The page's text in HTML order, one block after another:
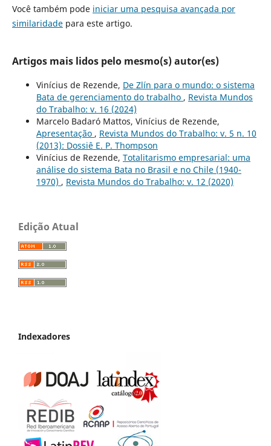
Você também pode iniciar uma pesquisa avançada por
similaridadepara este artigo.
Artigos mais lidos pelo mesmo(s) autor(es)
Vinícius de Rezende, De Zlín para o mundo: o sistema
Bata de gerenciamento do trabalho , Revista Mundos
do Trabalho: v. 16 (2024)
Marcelo Badaró Mattos, Vinícius de Rezende,
Apresentação , Revista Mundos do Trabalho: v. 5 n. 10
(2013): Dossiê E. P. Thompson
Vinícius de Rezende, Totalitarismo empresarial: uma
análise do sistema Bata no Brasil e no Chile (1940-
1970) , Revista Mundos do Trabalho: v. 12 (2020)
Edição Atual
Indexadores